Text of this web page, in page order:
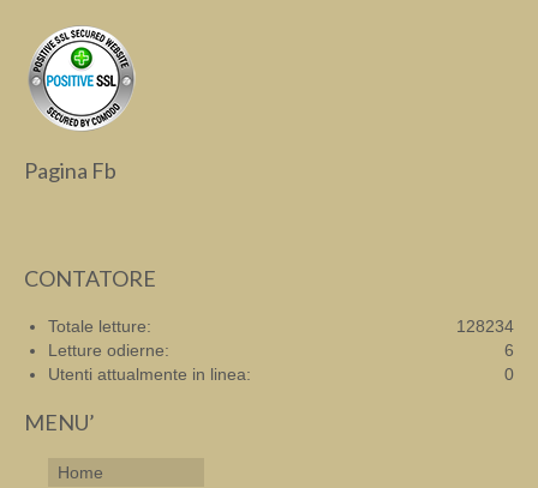
Pagina Fb
CONTATORE
128234
Totale letture:
6
Letture odierne:
0
Utenti attualmente in linea:
MENU’
Home